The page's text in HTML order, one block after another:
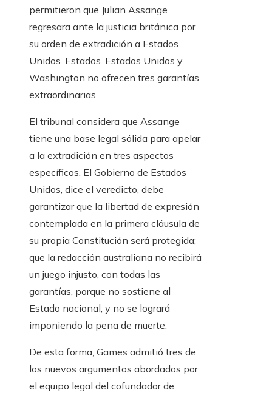
permitieron que Julian Assange
regresara ante la justicia británica por
su orden de extradición a Estados
Unidos. Estados. Estados Unidos y
Washington no ofrecen tres garantías
extraordinarias.
El tribunal considera que Assange
tiene una base legal sólida para apelar
a la extradición en tres aspectos
específicos. El Gobierno de Estados
Unidos, dice el veredicto, debe
garantizar que la libertad de expresión
contemplada en la primera cláusula de
su propia Constitución será protegida;
que la redacción australiana no recibirá
un juego injusto, con todas las
garantías, porque no sostiene al
Estado nacional; y no se logrará
imponiendo la pena de muerte.
De esta forma, Games admitió tres de
los nuevos argumentos abordados por
el equipo legal del cofundador de